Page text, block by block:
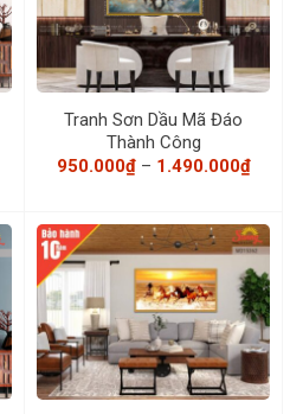
Tranh Sơn Dầu Mã Đáo
Thành Công
950.000₫ – 1.490.000₫
giá:
đến